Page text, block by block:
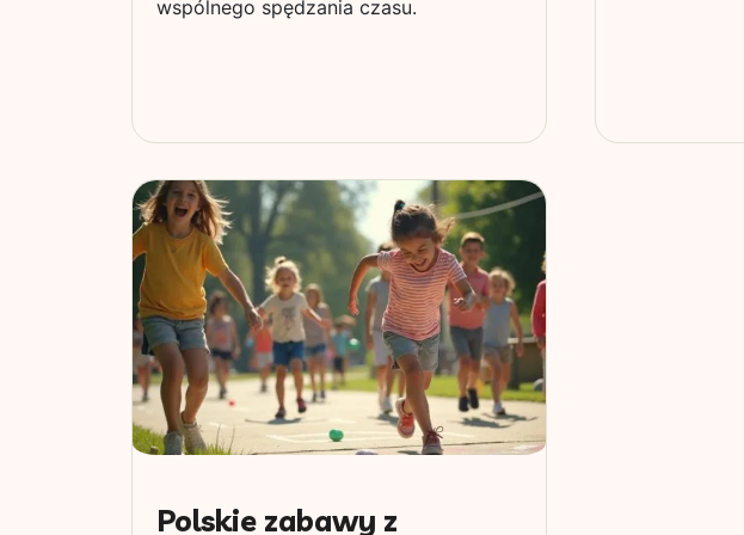
wspólnego spędzania czasu.
Polskie zabawy z